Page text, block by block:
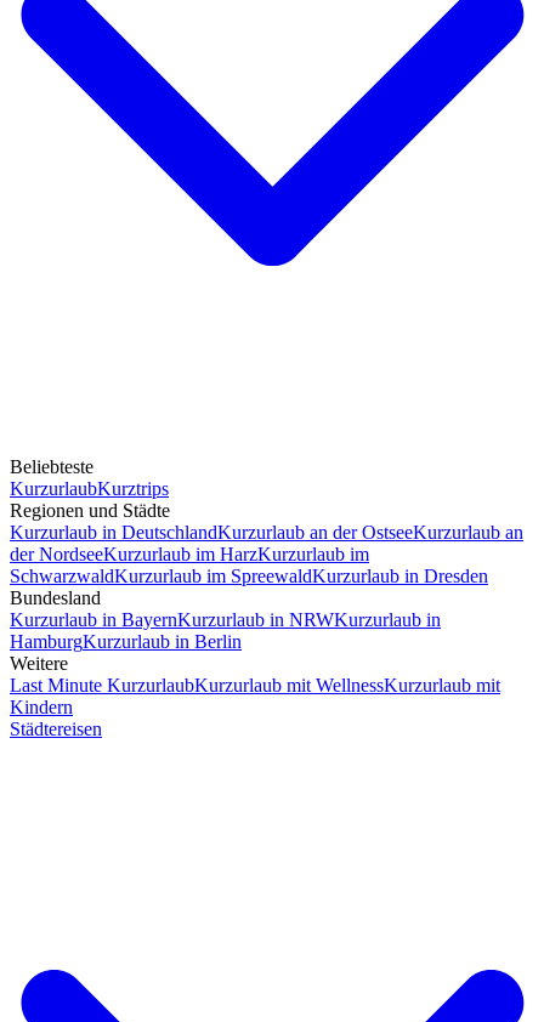
Beliebteste
KurzurlaubKurztrips
Regionen und Städte
Kurzurlaub in DeutschlandKurzurlaub an der OstseeKurzurlaub an
der NordseeKurzurlaub im HarzKurzurlaub im
SchwarzwaldKurzurlaub im SpreewaldKurzurlaub in Dresden
Bundesland
Kurzurlaub in BayernKurzurlaub in NRWKurzurlaub in
HamburgKurzurlaub in Berlin
Weitere
Last Minute KurzurlaubKurzurlaub mit WellnessKurzurlaub mit
Kindern
Städtereisen